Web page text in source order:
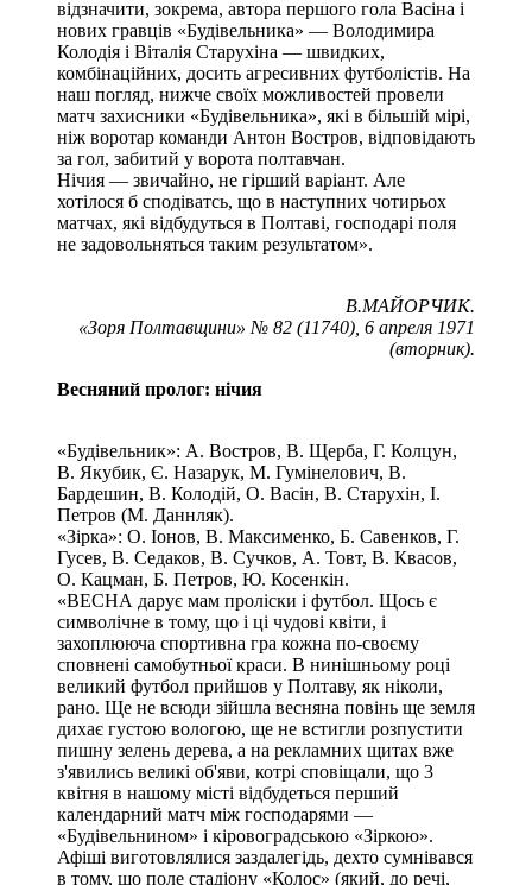
відзначити, зокрема, автора першого гола Васіна і
нових гравців «Будівельника» — Володимира
Колодія і Віталія Старухіна — швидких,
комбінаційних, досить агресивних футболістів. На
наш погляд, нижче своїх можливостей провели
матч захисники «Будівельника», які в більшій мірі,
ніж воротар команди Антон Востров, відповідають
за гол, забитий у ворота полтавчан.
Нічия — звичайно, не гірший варіант. Але
хотілося б сподіватсь, що в наступних чотирьох
матчах, які відбудуться в Полтаві, господарі поля
не задовольняться таким результатом».
В.МАЙОРЧИК.
«Зоря Полтавщини» № 82 (11740), 6 апреля 1971
(вторник).
Весняний пролог: нічия
«Будівельник»: А. Востров, В. Щерба, Г. Колцун,
В. Якубик, Є. Назарук, М. Гумінелович, В.
Бардешин, В. Колодій, О. Васін, В. Старухін, І.
Петров (М. Даннляк).
«Зірка»: О. Іонов, В. Максименко, Б. Савенков, Г.
Гусев, В. Седаков, В. Сучков, А. Товт, В. Квасов,
О. Кацман, Б. Петров, Ю. Косенкін.
«ВЕСНА дарує мам проліски і футбол. Щось є
символічне в тому, що і ці чудові квіти, і
захоплююча спортивна гра кожна по-своєму
сповнені самобутньої краси. В нинішньому році
великий футбол прийшов у Полтаву, як ніколи,
рано. Ще не всюди зійшла весняна повінь ще земля
дихає густою вологою, ще не встигли розпустити
пишну зелень дерева, а на рекламних щитах вже
з'явились великі об'яви, котрі сповіщали, що 3
квітня в нашому місті відбудеться перший
календарний матч між господарями —
«Будівельнином» і кіровоградською «Зіркою».
Афіші виготовлялися заздалегідь, дехто сумнівався
в тому, що поле стадіону «Колос» (який, до речі,